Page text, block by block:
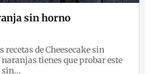
sin horno
recetas de Cheesecake sin
tienes que probar este
sin...